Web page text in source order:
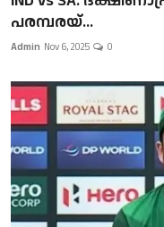
പരമ്പരയ്...
Admin Nov 6, 2025 0